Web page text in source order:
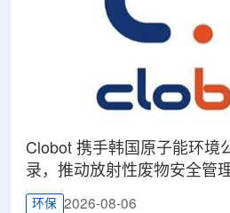
Clobot 携手韩国原子能环境
录，推动放射性废物安全管
环保 2026-08-06